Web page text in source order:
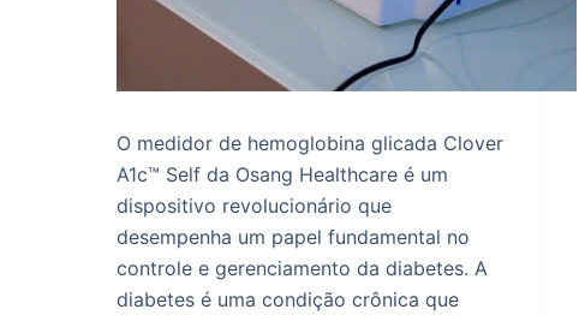
O medidor de hemoglobina glicada Clover
A1c™ Self da Osang Healthcare é um
dispositivo revolucionário que
desempenha um papel fundamental no
controle e gerenciamento da diabetes. A
diabetes é uma condição crônica que